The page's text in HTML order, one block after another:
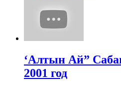
‘Алтын Ай”
2001 год